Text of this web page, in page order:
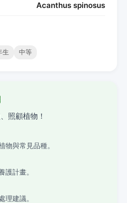
Acanthus spinosus
生 中等
照顧植物！
物與常見品種。
護計畫。
理建議。